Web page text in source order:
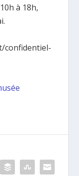
à 18h,
confidentiel-